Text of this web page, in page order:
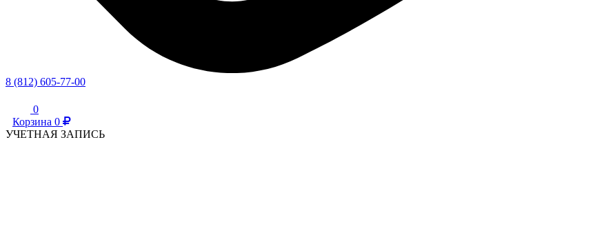
8 (812) 605-77-00
0
Корзина 0
УЧЕТНАЯ ЗАПИСЬ